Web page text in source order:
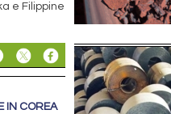
e Filippine
IN COREA